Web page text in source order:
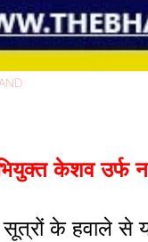
केशव उर्फ
के हवाले से